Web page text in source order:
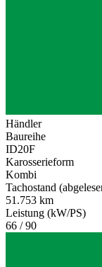
Händler
Baureihe
ID20F
Karosserieform
Kombi
Tachostand
51.753 km
Leistung (kW/PS)
66 / 90